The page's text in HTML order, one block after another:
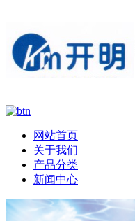
网站首页
关于我们
产品分类
新闻中心